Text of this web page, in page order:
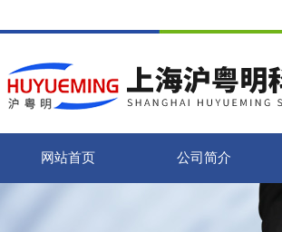
网站首页 公司简介